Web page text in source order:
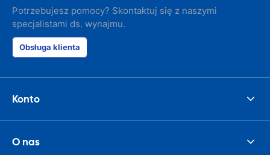
Potrzebujesz pomocy? Skontaktuj się z naszymi
specjalistami ds. wynajmu.
Obsługa klienta
Konto
O nas